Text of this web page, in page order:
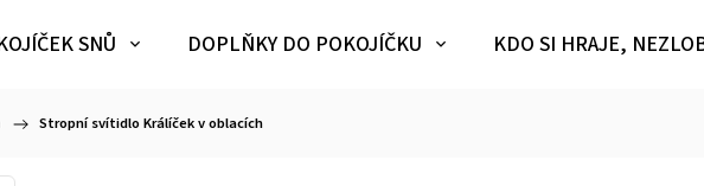
SNŮ DOPLŇKY DO POKOJÍČKU KDO SI HRAJE,
/ Stropní svítidlo Králíček v oblacích